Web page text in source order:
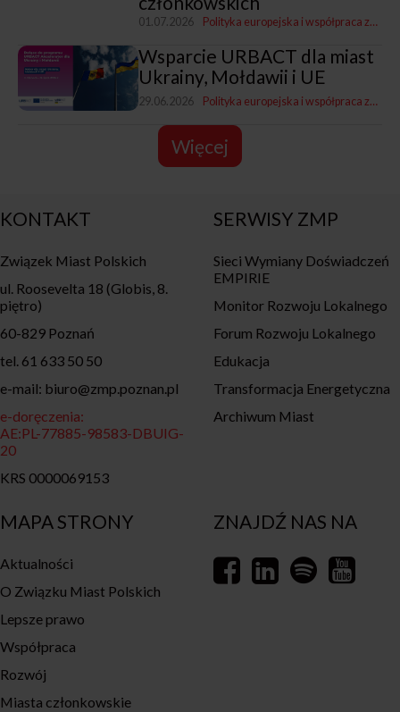
01.07.2026 Polityka europejska i współpraca zagraniczna
Wsparcie URBACT dla miast
Ukrainy, Mołdawii i UE
29.06.2026 Polityka europejska i współpraca zagraniczna
Więcej
MAPA STRONY
Aktualności
O Związku Miast Polskich
Lepsze prawo
Współpraca
Rozwój
Miasta członkowskie
KONTAKT
Związek Miast Polskich
ul. Roosevelta 18 (Globis, 8.
piętro)
60-829 Poznań
tel. 61 633 50 50
e-mail: biuro@zmp.poznan.pl
e-doręczenia:
AE:PL-77885-98583-DBUIG-
20
KRS 0000069153
SERWISY ZMP
Sieci Wymiany Doświadczeń
EMPIRIE
Monitor Rozwoju Lokalnego
Forum Rozwoju Lokalnego
Edukacja
Transformacja Energetyczna
Archiwum Miast
ZNAJDŹ NAS NA